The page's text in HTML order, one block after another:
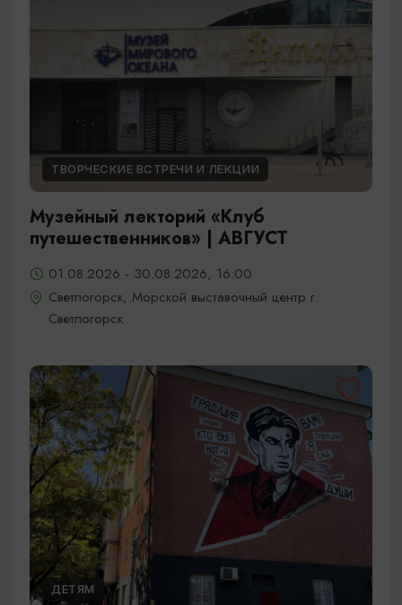
ТВОРЧЕСКИЕ ВСТРЕЧИ И ЛЕКЦИИ
Музейный лекторий «Клуб
путешественников» | АВГУСТ
01.08.2026 - 30.08.2026, 16:00
Светлогорск, Морской выставочный центр г.
Светлогорск
ДЕТЯМ